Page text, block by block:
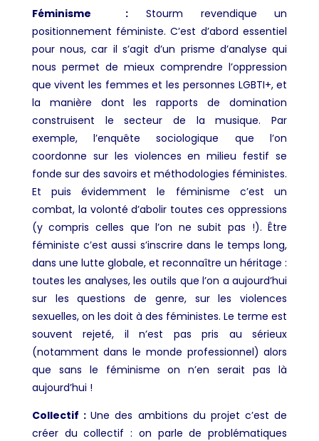
Féminisme : Stourm revendique un
positionnement féministe. C’est d’abord essentiel
pour nous, car il s’agit d’un prisme d’analyse qui
nous permet de mieux comprendre l’oppression
que vivent les femmes et les personnes LGBTI+, et
la manière dont les rapports de domination
construisent le secteur de la musique. Par
exemple, l’enquête sociologique que l’on
coordonne sur les violences en milieu festif se
fonde sur des savoirs et méthodologies féministes.
Et puis évidemment le féminisme c’est un
combat, la volonté d’abolir toutes ces oppressions
(y compris celles que l’on ne subit pas !). Être
féministe c’est aussi s’inscrire dans le temps long,
dans une lutte globale, et reconnaître un héritage :
toutes les analyses, les outils que l’on a aujourd’hui
sur les questions de genre, sur les violences
sexuelles, on les doit à des féministes. Le terme est
souvent rejeté, il n’est pas pris au sérieux
(notamment dans le monde professionnel) alors
que sans le féminisme on n’en serait pas là
aujourd’hui !
Collectif :Une des ambitions du projet c’est de
créer du collectif : on parle de problématiques